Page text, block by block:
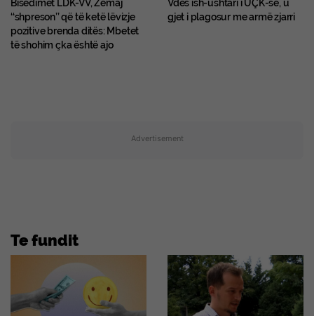
Bisedimet LDK-VV, Zemaj
‘‘shpreson’’ që të ketë lëvizje
pozitive brenda ditës: Mbetet
të shohim çka është ajo
Vdes ish-ushtari i UÇK-së, u
gjet i plagosur me armë zjarri
Advertisement
Te fundit